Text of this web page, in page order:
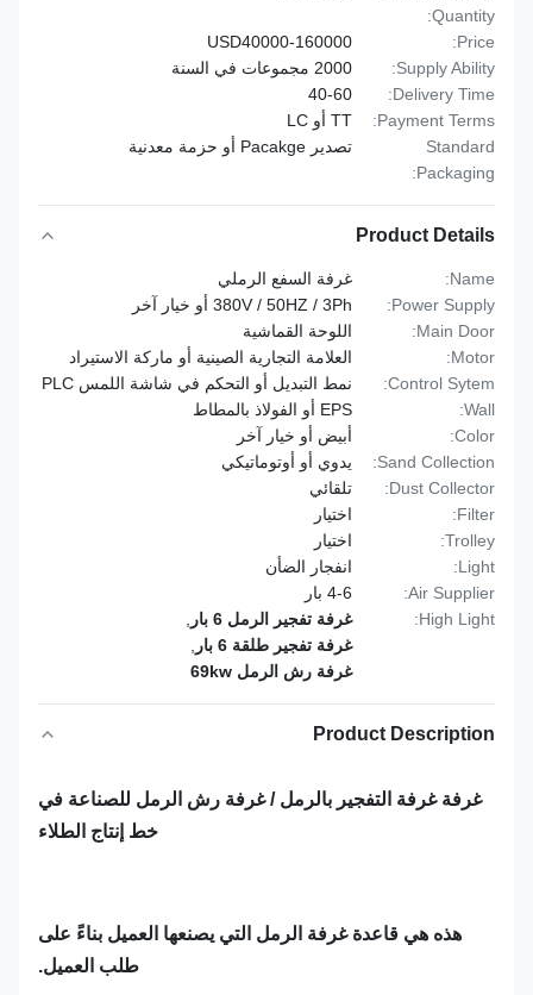
Quantity:
USD40000-160000
Supply Ability:
Delivery Time:
40-60
Payment Terms:
TT أو LC
Standard
Packaging:
تصدير Pacakge أو حزمة معدنية
Product Details
Name:
غرفة السفع الرملي
Power Supply:
380V / 50HZ / 3Ph أو خيار آخر
Main Door:
اللوحة القماشية
Motor:
العلامة التجارية الصينية أو ماركة الاستيراد
Control Sytem:
نمط التبديل أو التحكم في شاشة اللمس PLC
Color:
أبيض أو خيار آخر
Sand Collection:
يدوي أو أوتوماتيكي
Dust Collector:
تلقائي
Trolley:
انفجار الضأن
Air Supplier:
High Light:
غرفة تفجير الرمل 6 بار
غرفة تفجير طلقة 6 بار
غرفة رش الرمل 69kw
Product Description
غرفة غرفة التفجير بالرمل / غرفة رش الرمل للصناعة في
خط إنتاج الطلاء
هذه هي قاعدة غرفة الرمل التي يصنعها العميل بناءً على
طلب العميل.